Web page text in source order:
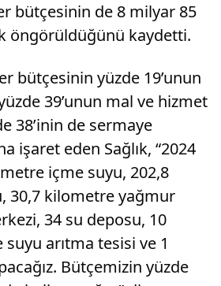
bütçesinin de 8 milyar 85
öngörüldüğünü kaydetti.
bütçesinin yüzde 19’unun
39’unun mal ve hizmet
38’inin de sermaye
işaret eden Sağlık, “2024
içme suyu, 202,8
30,7 kilometre yağmur
34 su deposu, 10
arıtma tesisi ve 1
Bütçemizin yüzde